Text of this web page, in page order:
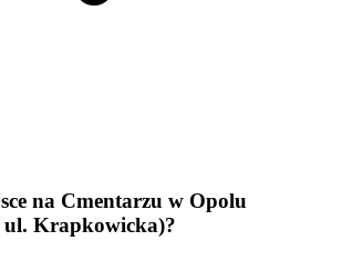
na Cmentarzu w Opolu
ul. Krapkowicka)?